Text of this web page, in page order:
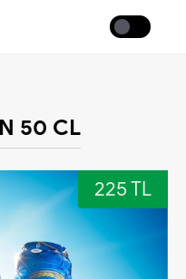
Coffee
50 CL
225 TL